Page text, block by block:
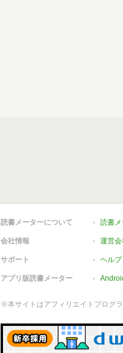
読書メーターについて 読書
会社情報 運営会
サポート ヘルプ
アプリ版読書メーター
※本サイトはアフィリエイトプログ